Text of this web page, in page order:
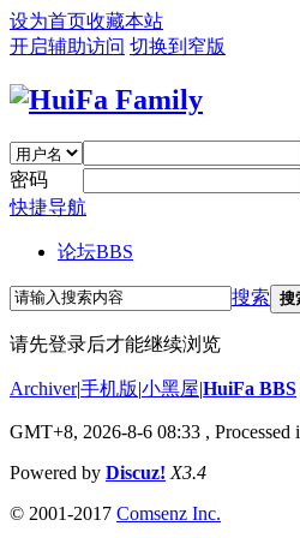
设为首页收藏本站
开启辅助访问 切换到窄版
密码
快捷导航
论坛BBS
搜索 搜
请先登录后才能继续浏览
Archiver|手机版|小黑屋|HuiFa BBS
GMT+8, 2026-8-6 08:33 , Processed
Powered by Discuz! X3.4
© 2001-2017 Comsenz Inc.